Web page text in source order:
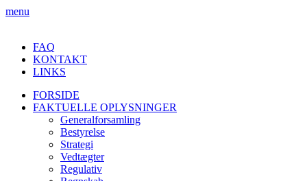
menu
FAQ
KONTAKT
LINKS
FORSIDE
FAKTUELLE OPLYSNINGER
Generalforsamling
Bestyrelse
Strategi
Vedtægter
Regulativ